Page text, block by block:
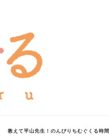
教えて平山先生！のんびりちむぐくる時間